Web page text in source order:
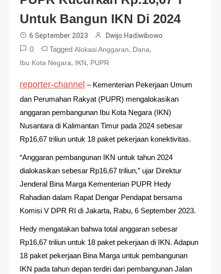
Untuk Bangun IKN Di 2024
6 September 2023 Dwijo Hadiwibowo
0 Tagged Alokasi Anggaran, Dana,
Ibu Kota Negara, IKN, PUPR
reporter-channel – Kementerian Pekerjaan Umum
dan Perumahan Rakyat (PUPR) mengalokasikan
anggaran pembangunan Ibu Kota Negara (IKN)
Nusantara di Kalimantan Timur pada 2024 sebesar
Rp16,67 triliun untuk 18 paket pekerjaan konektivitas.
“Anggaran pembangunan IKN untuk tahun 2024
dialokasikan sebesar Rp16,67 triliun,” ujar Direktur
Jenderal Bina Marga Kementerian PUPR Hedy
Rahadian dalam Rapat Dengar Pendapat bersama
Komisi V DPR RI di Jakarta, Rabu, 6 September 2023.
Hedy mengatakan bahwa total anggaran sebesar
Rp16,67 triliun untuk 18 paket pekerjaan di IKN. Adapun
18 paket pekerjaan Bina Marga untuk pembangunan
IKN pada tahun depan terdiri dari pembangunan Jalan